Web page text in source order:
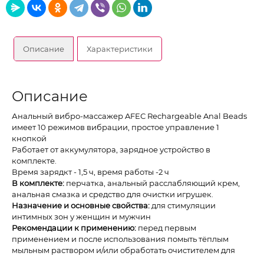
Описание Характеристики
Описание
Анальный вибро-массажер AFEС Rechargeable Anal Beads
имеет 10 режимов вибрации, простое управление 1
кнопкой
Работает от аккумулятора, зарядное устройство в
комплекте.
Время зарядкт - 1,5 ч, время работы -2 ч
В комплекте: перчатка, анальный расслабляющий крем,
анальная смазка и средство для очистки игрушек.
Назначение и основные свойства:для стимуляции
интимных зон у женщин и мужчин
Рекомендации к применению: перед первым
применением и после использования помыть тёплым
мыльным раствором и/или обработать очистителем для